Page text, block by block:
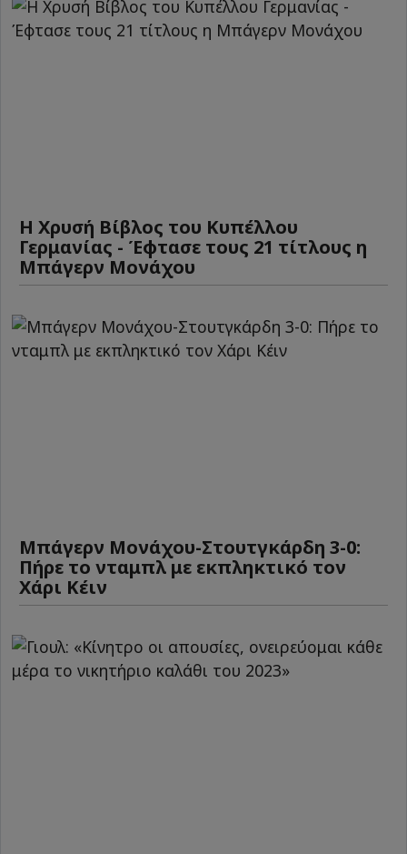
Η Χρυσή Βίβλος του Κυπέλλου
Γερμανίας - Έφτασε τους 21 τίτλους η
Μπάγερν Μονάχου
Μπάγερν Μονάχου-Στουτγκάρδη 3-0:
Πήρε το νταμπλ με εκπληκτικό τον
Χάρι Κέιν